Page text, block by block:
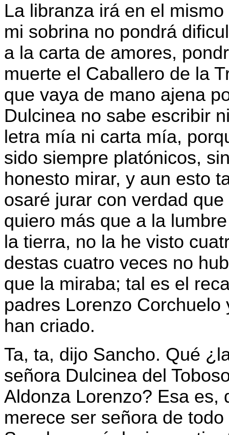
La libranza irá en el
mi sobrina no pondrá
a la carta de amores,
muerte el Caballero de la
que vaya de mano ajena
Dulcinea no sabe escribir
letra mía ni carta mía,
sido siempre platónicos,
honesto mirar, y aun esto
osaré jurar con verdad
quiero más que a la
la tierra, no la he visto
destas cuatro veces no
que la miraba; tal es el
padres Lorenzo
han criado.
Ta, ta, dijo Sancho. Qué
señora Dulcinea del
Aldonza Lorenzo? Esa es,
merece ser señora de